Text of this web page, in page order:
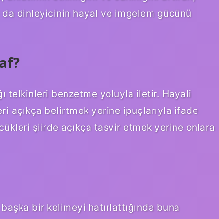
da dinleyicinin hayal ve imgelem gücünü
telkinleri benzetme yoluyla iletir. Hayali
açıkça belirtmek yerine ipuçlarıyla ifade
şiirde açıkça tasvir etmek yerine onlara
bir kelimeyi hatırlattığında buna